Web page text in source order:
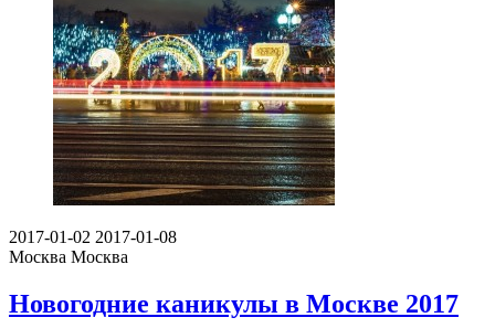
2017-01-02 2017-01-08
Москва Москва
Новогодние каникулы в Москве 2017